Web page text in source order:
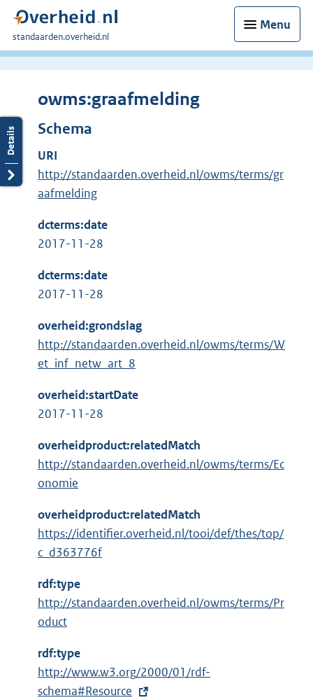
Menu
U
bent
standaarden.overheid.nl
owms:graafmelding
Schema
URI
http://standaarden.overheid.nl/owms/terms/gr
aafmelding
dcterms:date
2017-11-28
dcterms:date
2017-11-28
overheid:grondslag
http://standaarden.overheid.nl/owms/terms/W
et_inf_netw_art_8
overheid:startDate
2017-11-28
overheidproduct:relatedMatch
http://standaarden.overheid.nl/owms/terms/Ec
onomie
overheidproduct:relatedMatch
https://identifier.overheid.nl/tooi/def/thes/top/
c_d363776f
rdf:type
http://standaarden.overheid.nl/owms/terms/Pr
oduct
rdf:type
E
x
http://www.w3.org/2000/01/rdf-
schema#Resource